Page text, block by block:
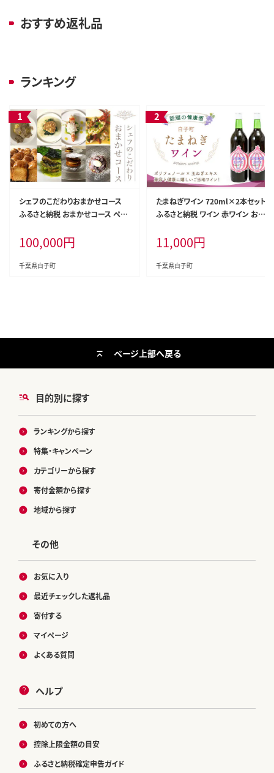
おすすめ返礼品
ランキング
シェフのこだわりおまかせコース
ふるさと納税 おまかせコース ペア
老 アワビ 千葉県 白子町 送料無料
SHAB001
100,000円
千葉県白子町
たまねぎワイン 720ml×2本セット
ふるさと納税 ワイン 赤ワイン お酒
ノール 健康 美容 手土産 送料無料
SHC004
11,000円
千葉県白子町
目的別に探す
ランキングから探す
特集・キャンペーン
カテゴリーから探す
寄付金額から探す
地域から探す
その他
お気に入り
最近チェックした返礼品
寄付する
マイページ
よくある質問
ヘルプ
初めての方へ
控除上限金額の目安
ふるさと納税確定申告ガイド
ページ上部へ戻る